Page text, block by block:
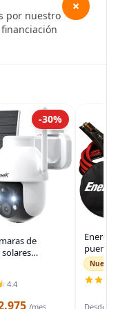
por nuestro
+
-30%
de
para
WiFi 2K
de
hogar,
4.4
/mes
puente
auto,
para
Nuevo
Desde